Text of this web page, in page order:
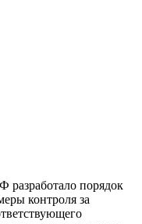
разработало порядок
контроля за